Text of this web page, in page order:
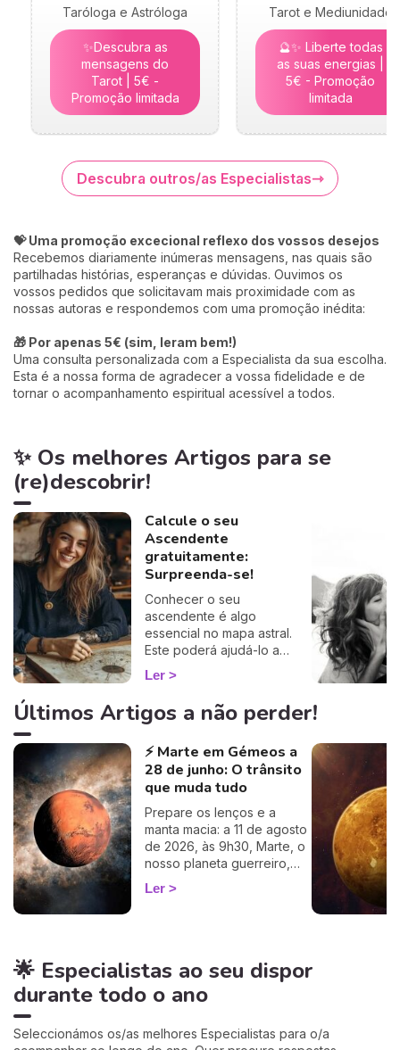
Taróloga e Astróloga
✨Descubra as
mensagens do
Tarot | 5€ -
Promoção limitada
Tarot e Mediunidade
🔮✨ Liberte todas
as suas energias |
5€ - Promoção
limitada
Descubra outros/as Especialistas
💝 Uma promoção excecional reflexo dos vossos desejos
Recebemos diariamente inúmeras mensagens, nas quais são
partilhadas histórias, esperanças e dúvidas. Ouvimos os
vossos pedidos que solicitavam mais proximidade com as
nossas autoras e respondemos com uma promoção inédita:
🎁 Por apenas 5€ (sim, leram bem!)
Uma consulta personalizada com a Especialista da sua escolha.
Esta é a nossa forma de agradecer a vossa fidelidade e de
tornar o acompanhamento espiritual acessível a todos.
✨ Os melhores Artigos para se
(re)descobrir!
Calcule o seu
Ascendente
gratuitamente:
Surpreenda-se!
Conhecer o seu
ascendente é algo
essencial no mapa astral.
Este poderá ajudá-lo a
compreender o porquê de
alguns comportamentos e
que imagem transmite aos
outros… Calcule o seu
descubra como este
influencia o seu Signo Solar
e as suas relações. É um
100%, apenas precisa de
ter a hora e o local do seu
nascimento.
Ler
Últimos Artigos a não perder!
⚡ Marte em Gémeos a
28 de junho: O trânsito
que muda tudo
Prepare os lenços e a
manta macia: a 11 de agosto
de 2026, às 9h30, Marte, o
nosso planeta guerreiro,
guarda a espada, deixa a
agitação mental de Gémeos
Muitos astrólogos
desprezam este trânsito por
o acharem «fraco»… mas eu
talvez um dos mais
Ler
🌟 Especialistas ao seu dispor
durante todo o ano
Seleccionámos os/as melhores Especialistas para o/a